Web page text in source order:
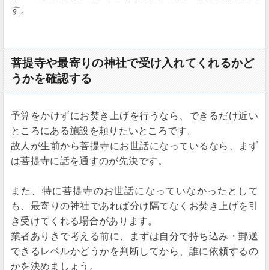
す。
菩提寺や最寄りの神社で受け入れてくれるかど
うかを確認する
予算をかけずにお焚き上げを行うなら、できるだけ近い
ところにある施設を頼りたいところです。
故人が生前から菩提寺にお世話になっているなら、まず
は菩提寺に話を通すのが先決です。
また、特に菩提寺のお世話になっていなかったとして
も、最寄りの神社であれば分け隔てなくお焚き上げを引
き受けてくれる場合があります。
業者ありきで考える前に、まずは自分で持ち込み・郵送
できるレベルかどうかを判断してから、誰に依頼するの
かを決めましょう。